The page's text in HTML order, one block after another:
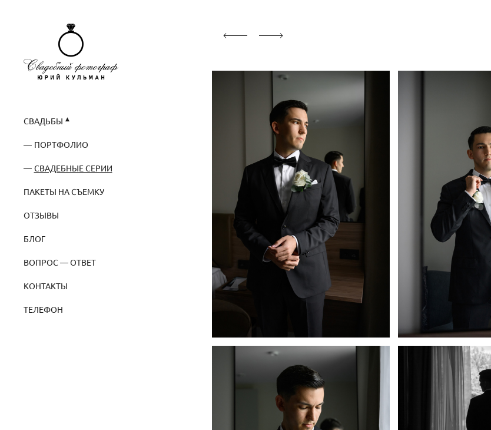
СВАДЬБЫ
ПОРТФОЛИО
СВАДЕБНЫЕ СЕРИИ
ПАКЕТЫ НА СЪЕМКУ
ОТЗЫВЫ
БЛОГ
ВОПРОС — ОТВЕТ
КОНТАКТЫ
ТЕЛЕФОН